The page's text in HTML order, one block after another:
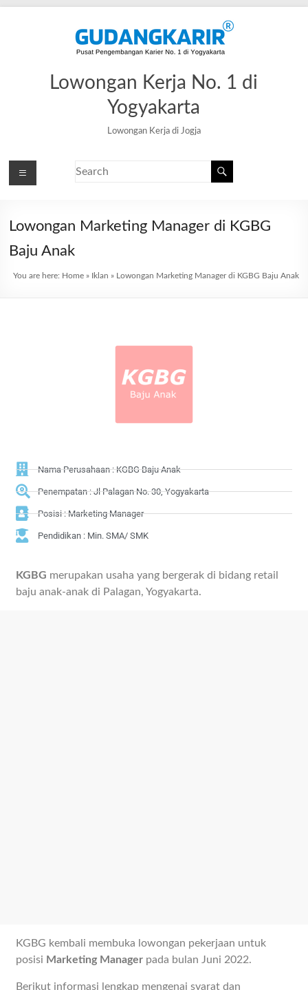
Lowongan Kerja No. 1 di
Yogyakarta
Lowongan Kerja di Jogja
Lowongan Marketing Manager di KGBG
Baju Anak
You are here: Home» Iklan » Lowongan Marketing Manager di KGBG Baju Anak
Nama Perusahaan : KGBG Baju Anak
Penempatan : Jl Palagan No. 30, Yogyakarta
Posisi : Marketing Manager
Pendidikan : Min. SMA/ SMK
KGBG merupakan usaha yang bergerak di bidang retail
baju anak-anak di Palagan, Yogyakarta.
KGBG kembali membuka lowongan pekerjaan untuk
posisi Marketing Manager pada bulan Juni 2022.
Berikut informasi lengkap mengenai syarat dan